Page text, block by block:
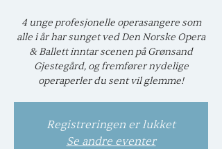
4 unge profesjonelle operasangere som
alle i år har sunget ved Den Norske Opera
& Ballett inntar scenen på Grønsand
Gjestegård, og fremfører nydelige
operaperler du sent vil glemme!
Registreringen er lukket
Se andre eventer